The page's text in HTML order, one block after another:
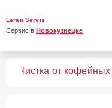
Leran Servis
Сервис в Новокузнецке
Чистка от